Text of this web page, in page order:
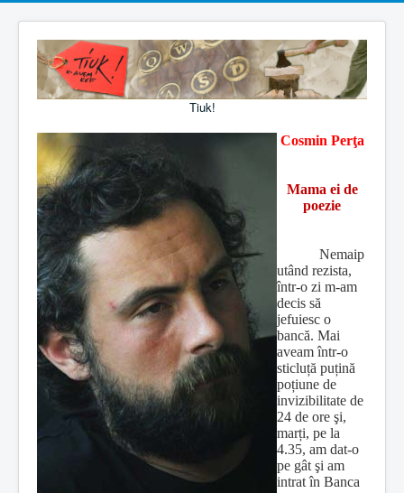
Tiuk!
Cosmin Perţa
Mama ei de
poezie
Nemaip
utând rezista,
într-o zi m-am
decis să
jefuiesc o
bancă. Mai
aveam într-o
sticluță puțină
poțiune de
invizibilitate de
24 de ore şi,
marți, pe la
4.35, am dat-o
pe gât şi am
intrat în Banca